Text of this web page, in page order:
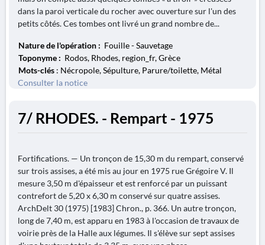
dans la paroi verticale du rocher avec ouverture sur l'un des
petits côtés. Ces tombes ont livré un grand nombre de...
Nature de l'opération : Fouille - Sauvetage
Toponyme : Rodos, Rhodes, region_fr, Grèce
Mots-clés : Nécropole, Sépulture, Parure/toilette, Métal
Consulter la notice
7/ RHODES. - Rempart - 1975
Fortifications. — Un tronçon de 15,30 m du rempart, conservé
sur trois assises, a été mis au jour en 1975 rue Grégoire V. Il
mesure 3,50 m d'épaisseur et est renforcé par un puissant
contrefort de 5,20 x 6,30 m conservé sur quatre assises.
ArchDelt 30 (1975) [1983] Chron., p. 366. Un autre tronçon,
long de 7,40 m, est apparu en 1983 à l'occasion de travaux de
voirie près de la Halle aux légumes. Il s'élève sur sept assises